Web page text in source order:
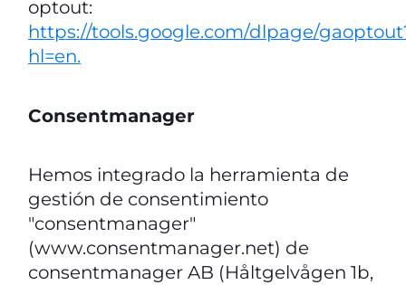
optout:
https://tools.google.com/dlpage/
hl=en.
Consentmanager
Hemos integrado la herramienta de
gestión de consentimiento
"consentmanager"
(www.consentmanager.net) de
consentmanager AB (Håltgelvågen 1b,